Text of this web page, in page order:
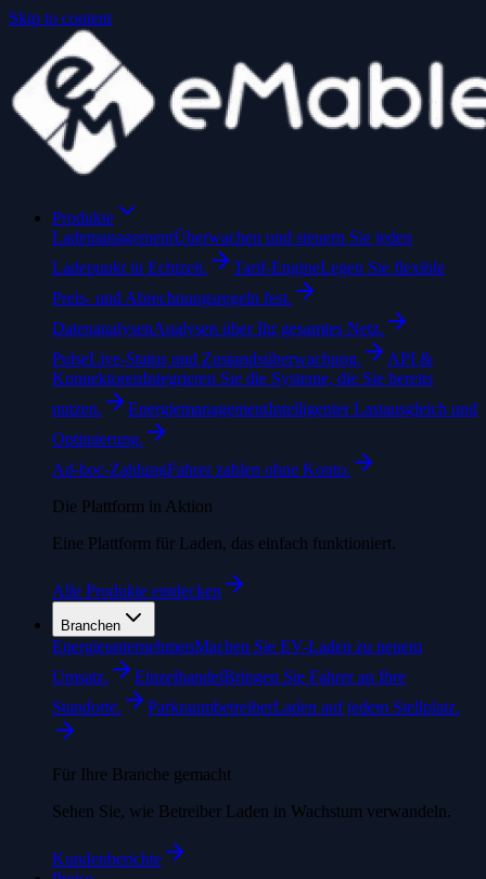
Skip to content
Produkte
LademanagementÜberwachen und steuern Sie jeden
Ladepunkt in Echtzeit.
Tarif-EngineLegen Sie flexible
Preis- und Abrechnungsregeln fest.
DatenanalysenAnalysen über Ihr gesamtes Netz.
PulseLive-Status und Zustandsüberwachung.
API &
KonnektorenIntegrieren Sie die Systeme, die Sie bereits
nutzen.
EnergiemanagementIntelligenter Lastausgleich und
Optimierung.
Ad-hoc-ZahlungFahrer zahlen ohne Konto.
Die Plattform in Aktion
Eine Plattform für Laden, das einfach funktioniert.
Alle Produkte entdecken
Branchen
EnergieunternehmenMachen Sie EV-Laden zu neuem
Umsatz.
EinzelhandelBringen Sie Fahrer an Ihre
Standorte.
ParkraumbetreiberLaden auf jedem Stellplatz.
Für Ihre Branche gemacht
Sehen Sie, wie Betreiber Laden in Wachstum verwandeln.
Kundenberichte